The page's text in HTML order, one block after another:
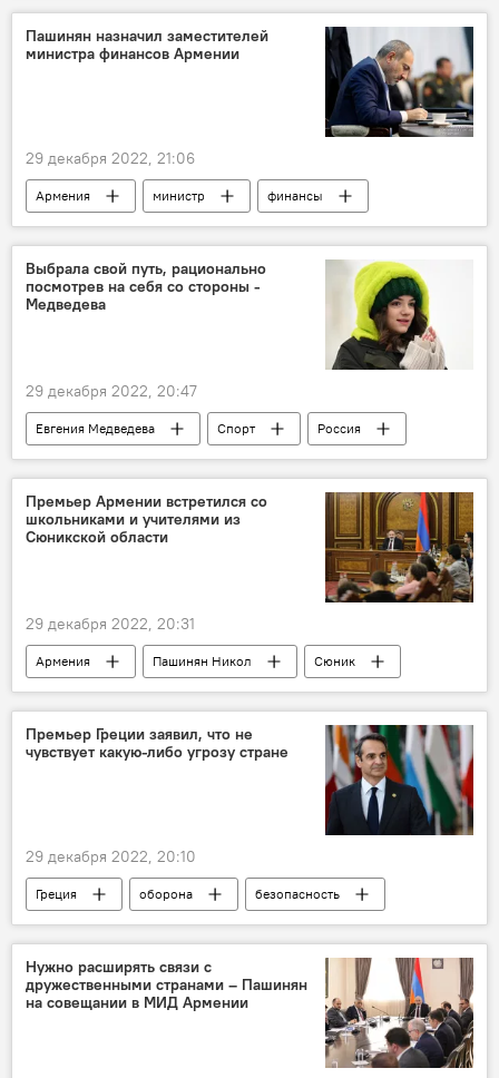
Пашинян назначил заместителей
министра финансов Армении
29 декабря 2022, 21:06
Армения министр
финансы
назначение
Пашинян Никол
Политика
Выбрала свой путь, рационально
посмотрев на себя со стороны -
Медведева
29 декабря 2022, 20:47
Евгения Медведева Спорт Россия
Премьер Армении встретился со
школьниками и учителями из
Сюникской области
29 декабря 2022, 20:31
Армения Пашинян Никол
Сюник
школьники
Общество
Новости Армения
Премьер Греции заявил, что не
чувствует какую-либо угрозу стране
29 декабря 2022, 20:10
Греция оборона
безопасность
В мире
Нужно расширять связи с
дружественными странами – Пашинян
на совещании в МИД Армении